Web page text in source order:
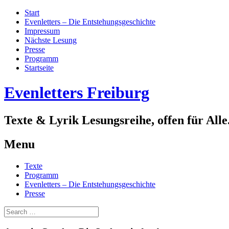
Start
Evenletters – Die Entstehungsgeschichte
Impressum
Nächste Lesung
Presse
Programm
Startseite
Evenletters Freiburg
Texte & Lyrik Lesungsreihe, offen für
Menu
Skip
content
Texte
Programm
Evenletters – Die Entstehungsgeschichte
Presse
Search
for: